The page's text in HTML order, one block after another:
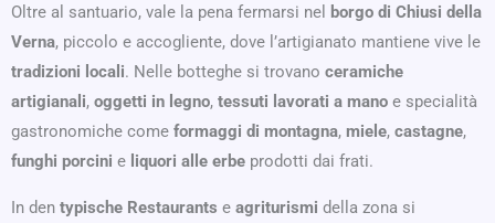
Oltre al santuario, vale la pena fermarsi nel borgo di Chiusi della
Verna, piccolo e accogliente, dove l’artigianato mantiene vive le
tradizioni locali. Nelle botteghe si trovano ceramiche
artigianali, oggetti in legno, tessuti lavorati a mano e specialità
gastronomiche come formaggi di montagna, miele, castagne,
funghi porcini e liquori alle erbe prodotti dai frati.
In den typische Restaurants e agriturismi della zona si